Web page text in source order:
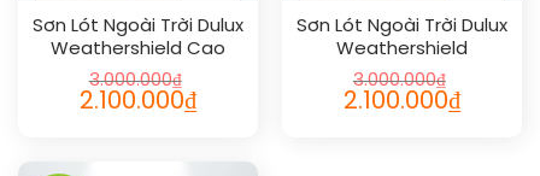
Sơn Lót Ngoài Trời Dulux
Weathershield Cao
Cấp 18L
3.000.000₫
2.100.000₫
Sơn Lót Ngoài Trời Dulux
Weathershield
Powersealer Siêu Cao
Cấp 18L
3.000.000₫
2.100.000₫